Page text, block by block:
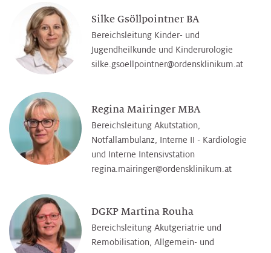
Silke Gsöllpointner BA
Bereichsleitung Kinder- und
Jugendheilkunde und Kinderurologie
silke.gsoellpointner@­ordensklinikum.at
Regina Mairinger MBA
Bereichsleitung Akutstation,
Notfallambulanz, Interne II - Kardiologie
und Interne Intensivstation
regina.mairinger@­ordensklinikum.at
DGKP Martina Rouha
Bereichsleitung Akutgeriatrie und
Remobilisation, Allgemein- und